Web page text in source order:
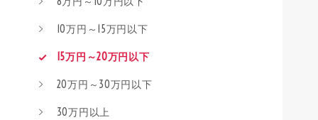
10万円～15万円以下
15万円～20万円以下
20万円～30万円以下
30万円以上